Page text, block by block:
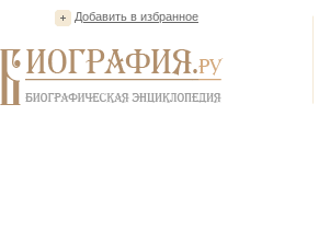
Добавить в избранное